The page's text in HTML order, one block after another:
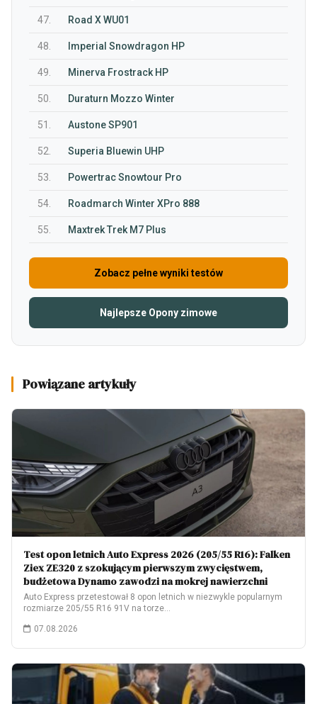
47. Road X WU01
48. Imperial Snowdragon HP
49. Minerva Frostrack HP
50. Duraturn Mozzo Winter
51. Austone SP901
52. Superia Bluewin UHP
53. Powertrac Snowtour Pro
54. Roadmarch Winter XPro 888
55. Maxtrek Trek M7 Plus
Zobacz pełne wyniki testów
Najlepsze Opony zimowe
Powiązane artykuły
Test opon letnich Auto Express 2026 (205/55 R16): Falken
Ziex ZE320 z szokującym pierwszym zwycięstwem,
budżetowa Dynamo zawodzi na mokrej nawierzchni
Auto Express przetestował 8 opon letnich w niezwykle popularnym
rozmiarze 205/55 R16 91V na torze…
07.08.2026